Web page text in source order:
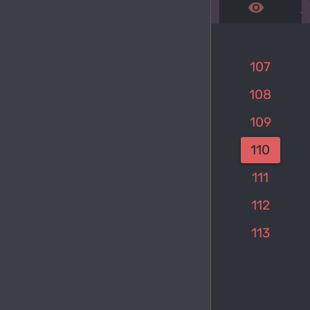
remove_red_eye
107
108
109
110
111
112
113